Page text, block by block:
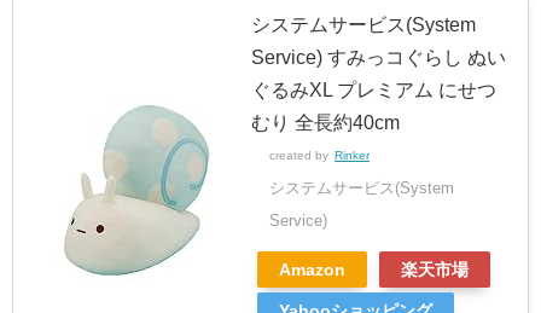
システムサービス(System
Service) すみっコぐらし ぬい
ぐるみXL プレミアム にせつ
むり 全長約40cm
created by Rinker
システムサービス(System
Service)
Amazon 楽天市場